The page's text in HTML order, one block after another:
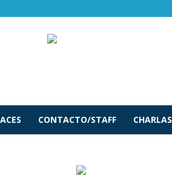
CONTACTO/STAFF CHARLAS